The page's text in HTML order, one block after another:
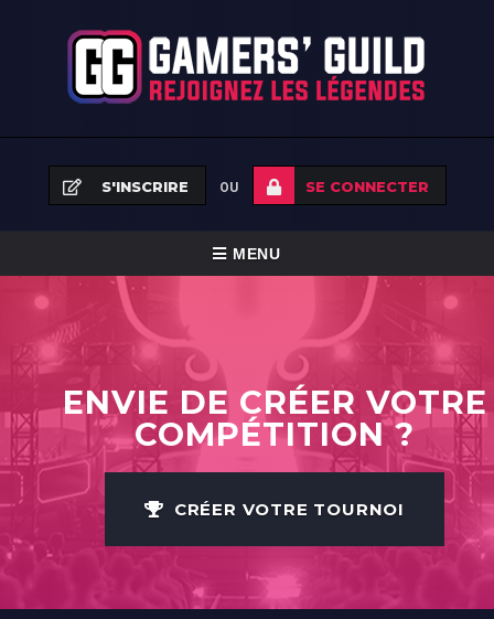
S'INSCRIRE OU SE CONNECTER
BASCULER
MENU
ACCUEIL
ÉQUIPES
TOURNOIS
FAQ
NEWS
À PROPOS
ENVIE DE CRÉER VOTRE
COMPÉTITION ?
CRÉER VOTRE TOURNOI